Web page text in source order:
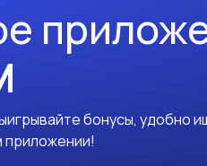
бонусы, удобно
приложении!